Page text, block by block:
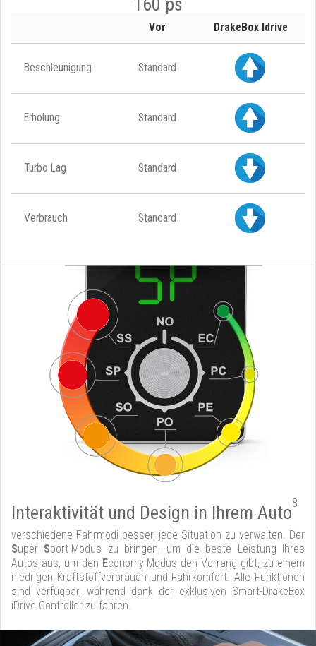
Vor DrakeBox Idrive
Beschleunigung Standard
Erholung Standard
Turbo Lag Standard
Verbrauch Standard
Interaktivität und Design in Ihrem Auto8
verschiedene Fahrmodi besser, jede Situation zu verwalten. Der
Super Sport-Modus zu bringen, um die beste Leistung Ihres
Autos aus, um den Economy-Modus den Vorrang gibt, zu einem
niedrigen Kraftstoffverbrauch und Fahrkomfort. Alle Funktionen
sind verfügbar, während dank der exklusiven Smart-DrakeBox
iDrive Controller zu fahren.